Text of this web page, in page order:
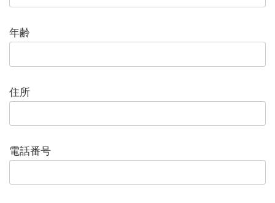
年齢
住所
電話番号